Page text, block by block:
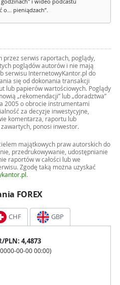
i wideo podcastu
o... pieniądzach”.
przez serwis raportach, poglądy,
poglądów autorów i nie mają
serwisu InternetowyKantor.pl do
się od dokonania transakcji
lub papierów wartościowych. Poglądy
„rekomendacji” lub „doradztwa”
2005 o obrocie instrumentami
za decyzje inwestycyjne,
komentarza, raportu lub
ponosi inwestor.
majątkowych praw autorskich do
przedrukowywanie, udostępnianie
raportów w całości lub we
Zgodę taką można uzyskać
.
FOREX
CHF GBP
/PLN: 4,4873
0000-00-00 00:00)